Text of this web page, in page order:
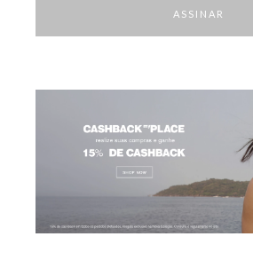
ASSINAR